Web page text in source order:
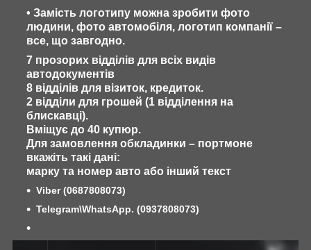
• Замість логотипу можна зробити фото
людини, фото автомобіля, логотип компанії –
все, що завгодно.
7 прозорих відділів для всіх видів
автодокументів
8 відділів для візиток, кредиток.
2 відділи для грошей (1 відділення на
блискавці).
Вміщує до 40 купюр.
Для замовлення обкладинки – портмоне
вкажіть такі дані:
марку та номер авто або інший текст
Viber(0687808073)
Telegram\WhatsApp. (0937808073)